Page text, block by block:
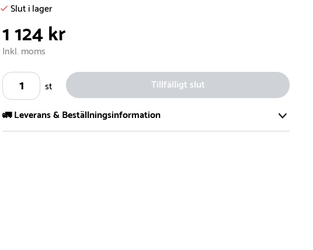
Slut i lager
1 124 kr
Inkl. moms
st
Tillfälligt slut
🚛 Leverans & Beställningsinformation